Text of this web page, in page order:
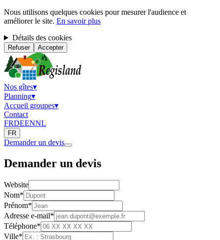
Nous utilisons quelques cookies pour mesurer l'audience et
améliorer le site. En savoir plus
Détails des cookies
Refuser Accepter
Nos gîtes▾
Planning▾
Accueil groupes▾
Contact
FRDEENNL
FR
Demander un devis
Demander un devis
Website
Nom*
Prénom*
Adresse e-mail*
Téléphone*
Ville*